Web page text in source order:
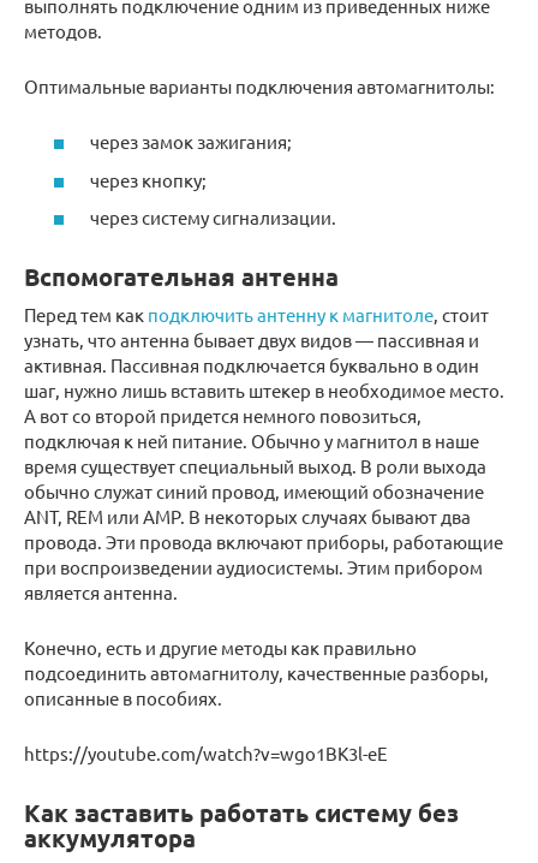
выполнять подключение одним из приведенных ниже
методов.
Оптимальные варианты подключения автомагнитолы:
через замок зажигания;
через кнопку;
через систему сигнализации.
Вспомогательная антенна
Перед тем как подключить антенну к магнитоле, стоит
узнать, что антенна бывает двух видов — пассивная и
активная. Пассивная подключается буквально в один
шаг, нужно лишь вставить штекер в необходимое место.
А вот со второй придется немного повозиться,
подключая к ней питание. Обычно у магнитол в наше
время существует специальный выход. В роли выхода
обычно служат синий провод, имеющий обозначение
АNT, REM или AMP. В некоторых случаях бывают два
провода. Эти провода включают приборы, работающие
при воспроизведении аудиосистемы. Этим прибором
является антенна.
Конечно, есть и другие методы как правильно
подсоединить автомагнитолу, качественные разборы,
описанные в пособиях.
https://youtube.com/watch?v=wgo1BK3l-eE
Как заставить работать систему без
аккумулятора